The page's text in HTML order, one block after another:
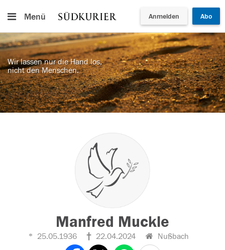
Menü Anmelden Abo
Wir lassen nur die Hand los,
nicht den Menschen.
Manfred Muckle
25.05.1936 22.04.2024 Nußbach